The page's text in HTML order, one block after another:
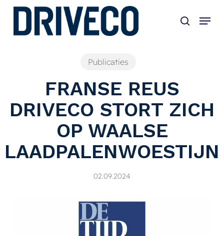
Skip
Publicaties
FRANSE REUS
DRIVECO STORT ZICH
OP WAALSE
LAADPALENWOESTIJN
02.09.2024